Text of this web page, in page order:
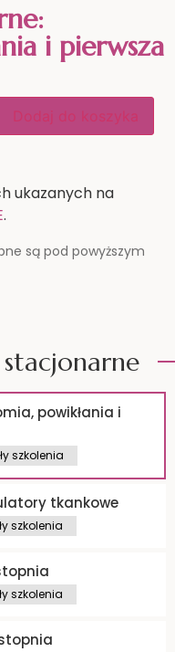
i pierwsza
Dodaj do koszyka
ukazanych na
.
są pod powyższym
stacjonarne
powikłania i
szkolenia
tkankowe
szkolenia
szkolenia